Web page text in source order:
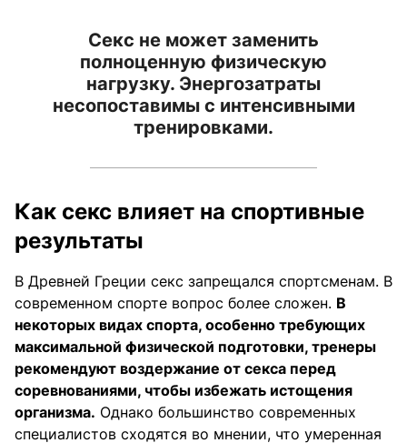
Секс не может заменить
полноценную физическую
нагрузку. Энергозатраты
несопоставимы с интенсивными
тренировками.
Как секс влияет на спортивные
результаты
В Древней Греции секс запрещался спортсменам. В
современном спорте вопрос более сложен. В
некоторых видах спорта, особенно требующих
максимальной физической подготовки, тренеры
рекомендуют воздержание от секса перед
соревнованиями, чтобы избежать истощения
организма. Однако большинство современных
специалистов сходятся во мнении, что умеренная